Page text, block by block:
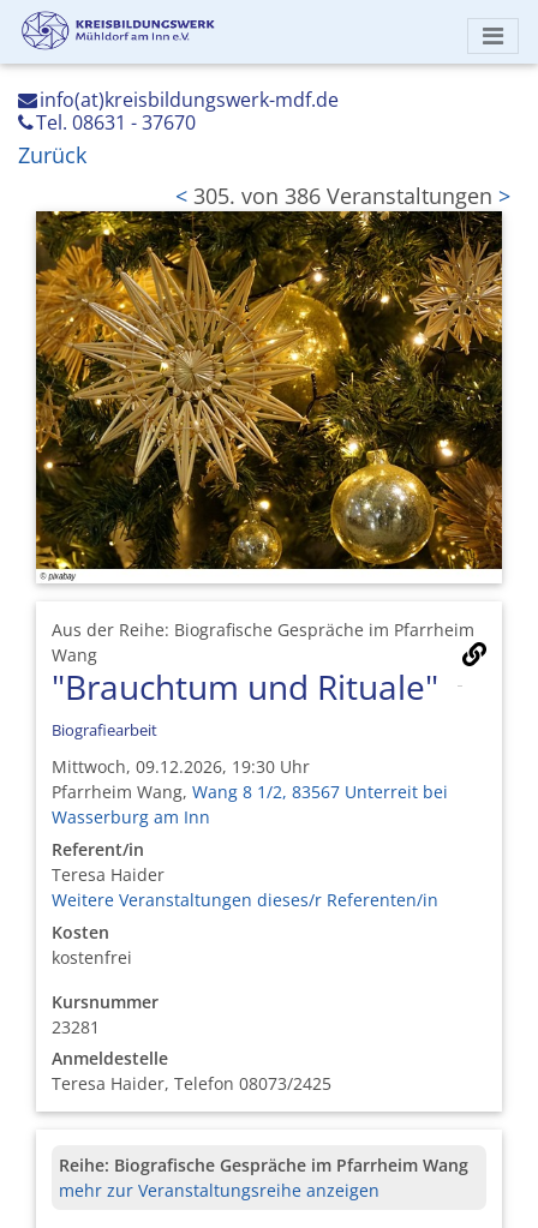
info(at)kreisbildungswerk-mdf.de
Tel. 08631 - 37670
Zurück
< 305. von 386 Veranstaltungen >
Aus der Reihe: Biografische Gespräche im Pfarrheim
Wang
"Brauchtum und Rituale"
Biografiearbeit
Mittwoch, 09.12.2026, 19:30 Uhr
Pfarrheim Wang, Wang 8 1/2, 83567 Unterreit bei
Wasserburg am Inn
Referent/in
Teresa Haider
Weitere Veranstaltungen dieses/r Referenten/in
Kosten
kostenfrei
Kursnummer
23281
Anmeldestelle
Teresa Haider, Telefon 08073/2425
Reihe: Biografische Gespräche im Pfarrheim Wang
mehr zur Veranstaltungsreihe anzeigen